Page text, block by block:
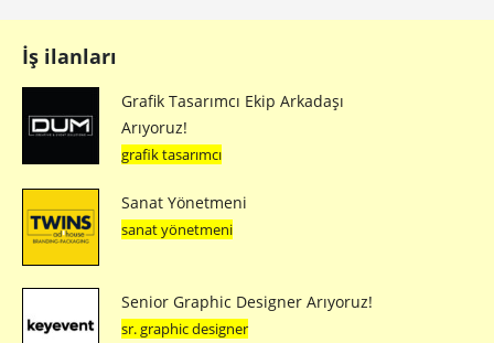
İş ilanları
Grafik Tasarımcı Ekip Arkadaşı
Arıyoruz!
grafik tasarımcı
Sanat Yönetmeni
sanat yönetmeni
Senior Graphic Designer Arıyoruz!
sr. graphic designer